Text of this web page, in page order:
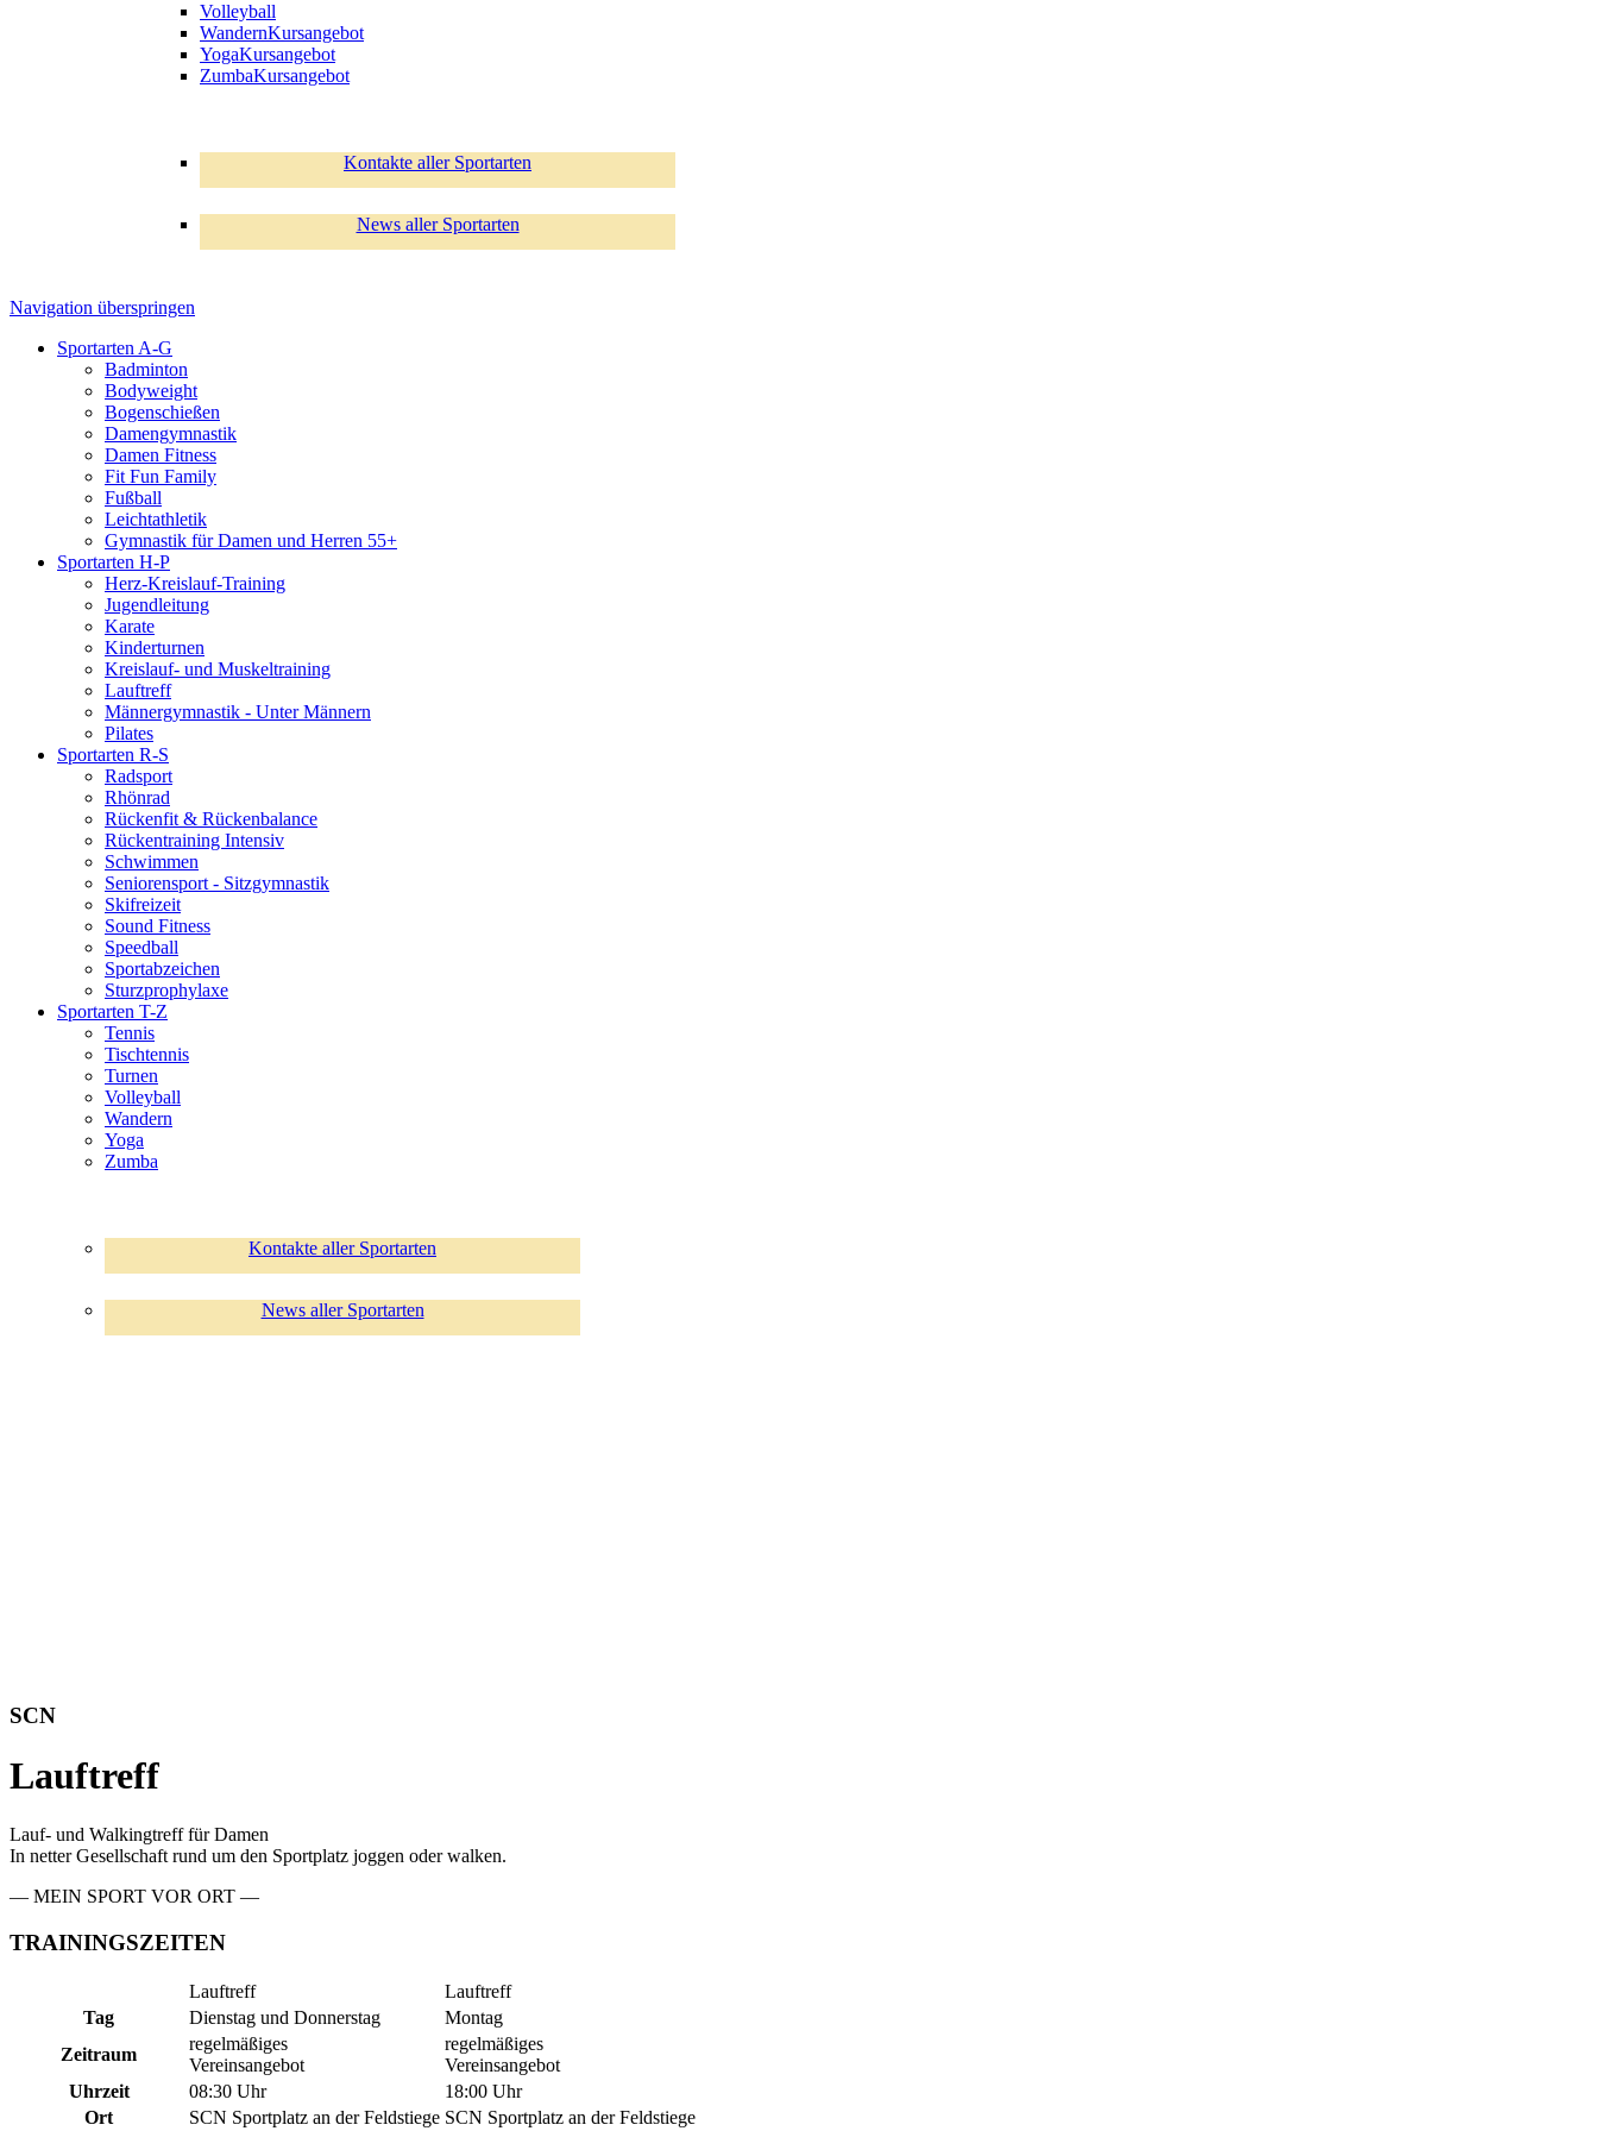
Volleyball
WandernKursangebot
YogaKursangebot
ZumbaKursangebot
Kontakte aller Sportarten
News aller Sportarten
Navigation überspringen
Sportarten A-G
Badminton
Bodyweight
Bogenschießen
Damengymnastik
Damen Fitness
Fit Fun Family
Fußball
Leichtathletik
Gymnastik für Damen und Herren 55+
Sportarten H-P
Herz-Kreislauf-Training
Jugendleitung
Karate
Kinderturnen
Kreislauf- und Muskeltraining
Lauftreff
Männergymnastik - Unter Männern
Pilates
Sportarten R-S
Radsport
Rhönrad
Rückenfit & Rückenbalance
Rückentraining Intensiv
Schwimmen
Seniorensport - Sitzgymnastik
Skifreizeit
Sound Fitness
Speedball
Sportabzeichen
Sturzprophylaxe
Sportarten T-Z
Tennis
Tischtennis
Turnen
Volleyball
Wandern
Yoga
Zumba
Kontakte aller Sportarten
News aller Sportarten
SCN
Lauftreff
Lauf- und Walkingtreff für Damen
In netter Gesellschaft rund um den Sportplatz joggen oder walken.
— MEIN SPORT VOR ORT —
TRAININGSZEITEN
Lauftreff
Lauftreff
Tag
Dienstag und Donnerstag
Montag
Zeitraum
regelmäßiges
Vereinsangebot
regelmäßiges
Vereinsangebot
Uhrzeit
08:30 Uhr
18:00 Uhr
Ort
SCN Sportplatz an der Feldstiege SCN Sportplatz an der Feldstiege